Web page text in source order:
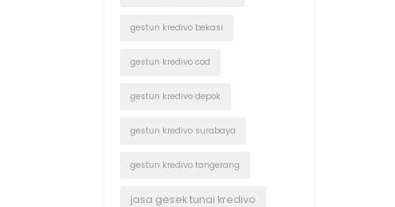
gestun kredivo bekasi
gestun kredivo cod
gestun kredivo depok
gestun kredivo surabaya
gestun kredivo tangerang
jasa gesek tunai kredivo